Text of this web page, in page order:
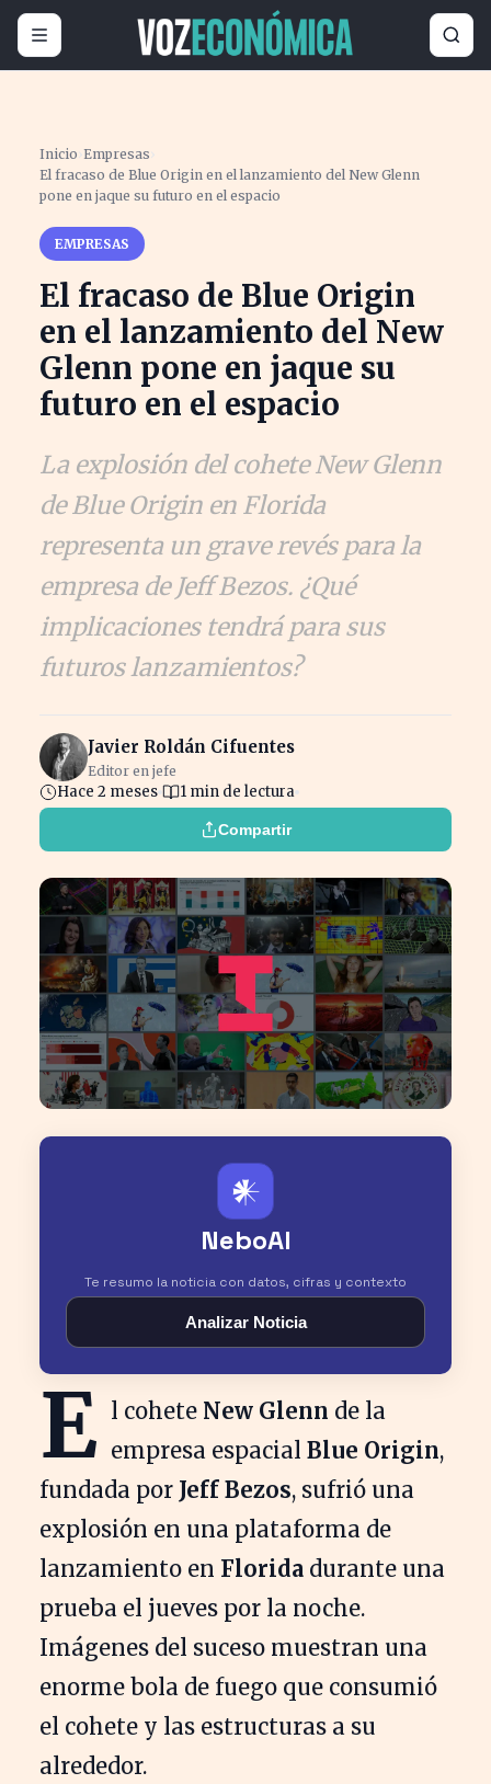
Inicio ›Empresas ›
El fracaso de Blue Origin en el lanzamiento del New Glenn
pone en jaque su futuro en el espacio
EMPRESAS
El fracaso de Blue Origin
en el lanzamiento del New
Glenn pone en jaque su
futuro en el espacio
La explosión del cohete New Glenn
de Blue Origin en Florida
representa un grave revés para la
empresa de Jeff Bezos. ¿Qué
implicaciones tendrá para sus
futuros lanzamientos?
Javier Roldán Cifuentes
Editor en jefe
Hace 2 meses 1 min de lectura
Compartir
𒀭
NeboAI
Te resumo la noticia con datos, cifras y contexto
Analizar Noticia
E l cohete New Glenn de la
empresa espacial Blue Origin,
fundada por Jeff Bezos, sufrió una
explosión en una plataforma de
lanzamiento en Florida durante una
prueba el jueves por la noche.
Imágenes del suceso muestran una
enorme bola de fuego que consumió
el cohete y las estructuras a su
alrededor.